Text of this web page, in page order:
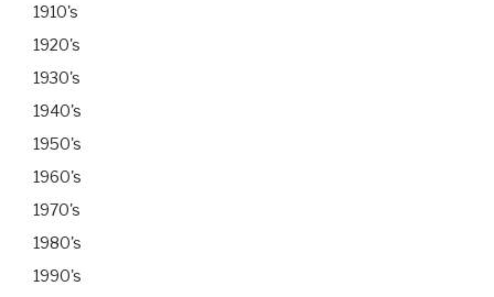
1910's
1920's
1930's
1940's
1950's
1960's
1970's
1980's
1990's